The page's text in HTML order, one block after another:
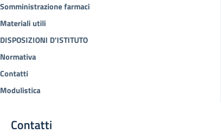
Somministrazione farmaci
Materiali utili
DISPOSIZIONI D'ISTITUTO
Normativa
Contatti
Modulistica
Contatti